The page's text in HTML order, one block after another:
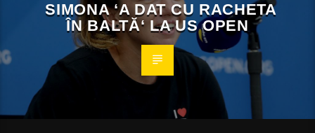
SIMONA ‘A DAT CU RACHETA
ÎN BALTĂ‘ LA US OPEN